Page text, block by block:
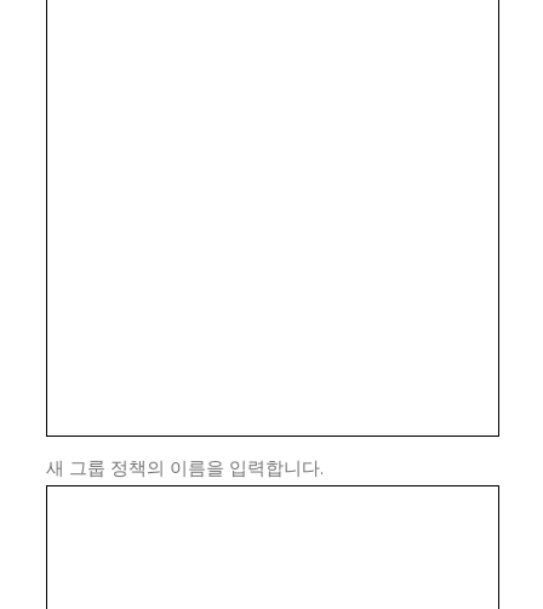
새 그룹 정책의 이름을 입력합니다.